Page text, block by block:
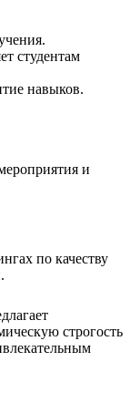
студентам
навыков.
и
по качеству
строгость